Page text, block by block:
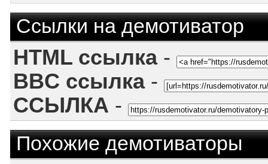
Ссылки на демотиватор
HTML ссылка-
BBC ссылка-
ССЫЛКА -
Похожие демотиваторы